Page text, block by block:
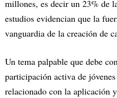
millones, es decir un 23% de
estudios evidencian que la
vanguardia de la creación de
Un tema palpable que debe
participación activa de
relacionado con la aplicación